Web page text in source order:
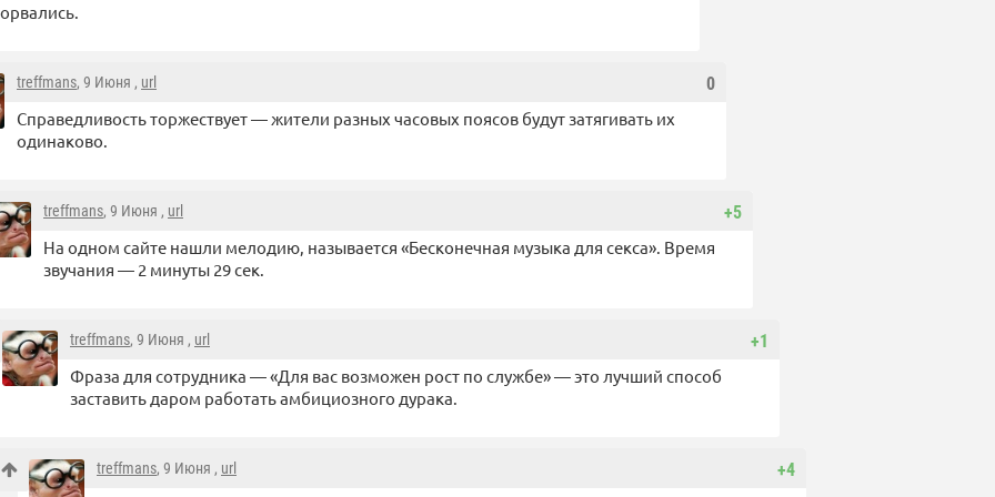
0
treffmans, 9 Июня , url
Справедливость торжествует — жители разных часовых поясов будут затягивать их
одинаково.
+5
treffmans, 9 Июня , url
На одном сайте нашли мелодию, называется «Бесконечная музыка для ceкcа». Время
звучания — 2 минуты 29 сек.
+1
treffmans, 9 Июня , url
Фраза для сотрудника — «Для вас возможен рост по службе» — это лучший способ
заставить даром работать амбициозного дурака.
+4
treffmans, 9 Июня , url